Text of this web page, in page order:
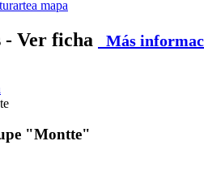
mapa
Ver ficha Más
"Montte"